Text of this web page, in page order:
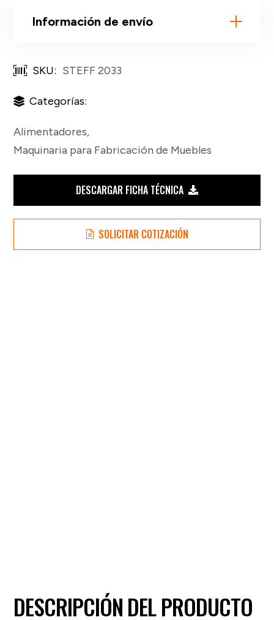
Información de envío
SKU: STEFF 2033
Categorías:
Alimentadores,
Maquinaria para Fabricación de Muebles
DESCARGAR FICHA TÉCNICA
SOLICITAR COTIZACIÓN
DESCRIPCIÓN DEL PRODUCTO